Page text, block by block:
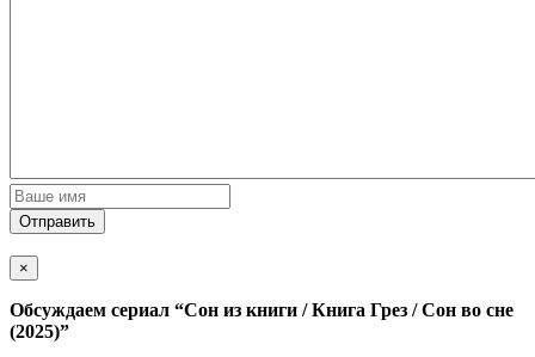
Отправить
×
Обсуждаем cериал “Сон из книги / Книга Грез / Сон во сне
(2025)”